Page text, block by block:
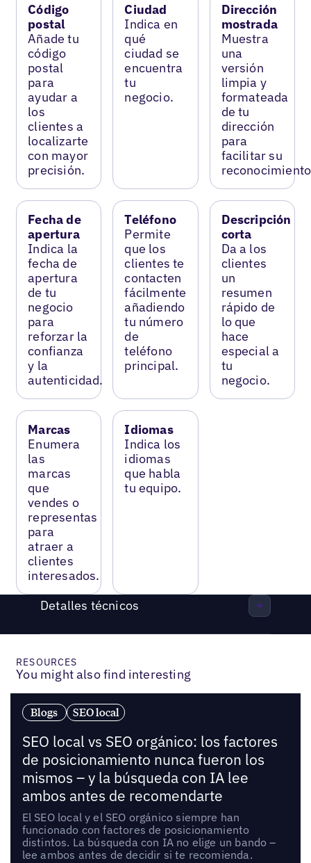
Código
postal
Añade tu
código
postal
para
ayudar a
los
clientes a
localizarte
con mayor
precisión.
Ciudad
Indica en
qué
ciudad se
encuentra
tu
negocio.
Dirección
mostrada
Muestra
una
versión
limpia y
formateada
de tu
dirección
para
facilitar su
Fecha de
apertura
Indica la
fecha de
apertura
de tu
negocio
para
reforzar la
confianza
y la
autenticidad.
Teléfono
Permite
que los
clientes te
contacten
fácilmente
añadiendo
tu número
de
teléfono
principal.
Descripción
corta
Da a los
clientes
un
resumen
rápido de
lo que
hace
especial a
tu
negocio.
Marcas
Enumera
las
marcas
que
vendes o
representas
para
atraer a
clientes
interesados.
Idiomas
Indica los
idiomas
que habla
tu equipo.
Detalles técnicos
RESOURCES
You might also find interesting
Blogs SEO local
SEO local vs SEO orgánico: los factores
de posicionamiento nunca fueron los
mismos – y la búsqueda con IA lee
ambos antes de recomendarte
El SEO local y el SEO orgánico siempre han
funcionado con factores de posicionamiento
distintos. La búsqueda con IA no elige un bando –
lee ambos antes de decidir si te recomienda.